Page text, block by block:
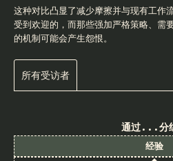
这种对比凸显了减少摩擦并与现有工作
受到欢迎的，而那些强加严格策略、需
的机制可能会产生怨恨。
所有受访者
通过...分
经验